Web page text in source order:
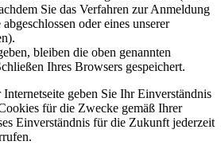
Sie das Verfahren zur Anmeldung
oder eines unserer
bleiben die oben genannten
Ihres Browsers gespeichert.
geben Sie Ihr Einverständnis
für die Zwecke gemäß Ihrer
Einverständnis für die Zukunft jederzeit